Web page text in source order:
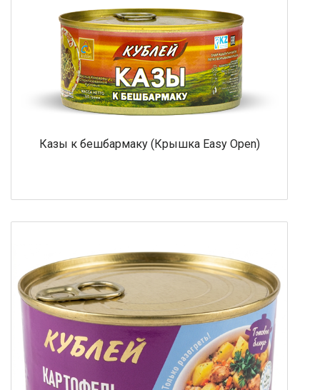
Казы к бешбармаку (Крышка Easy Open)